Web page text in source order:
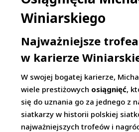
Winiarskiego
Najważniejsze
w karierze
W swojej bogatej karierze,
wiele prestiżowych osiągnięć,
się do uznania go za jednego z
siatkarzy w historii polskiej
najważniejszych trofeów i